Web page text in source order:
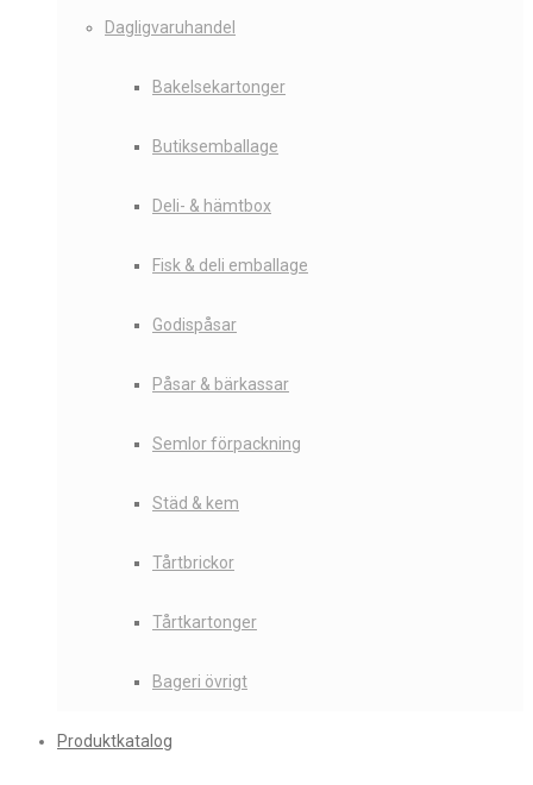
Dagligvaruhandel
Bakelsekartonger
Butiksemballage
Deli- & hämtbox
Fisk & deli emballage
Godispåsar
Påsar & bärkassar
Semlor förpackning
Städ & kem
Tårtbrickor
Tårtkartonger
Bageri övrigt
Produktkatalog